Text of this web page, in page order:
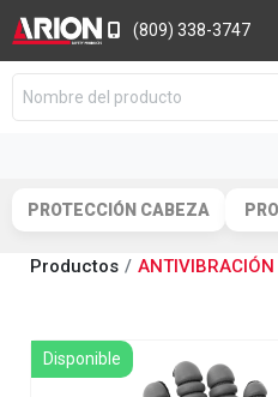
(809) 338-3747
PROTECCIÓN CABEZA
Productos ANTIVIBRACIÓN
Disponible